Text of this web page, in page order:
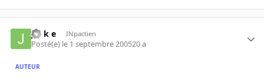
j o k e INpactien
Posté(e) le 1 septembre 200520 a
AUTEUR